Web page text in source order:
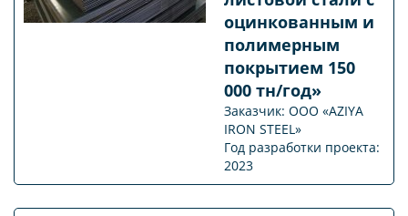
оцинкованным и
полимерным
покрытием 150
000 тн/год»
Заказчик: ООО «AZIYA
IRON STEEL»
Год разработки проекта:
2023